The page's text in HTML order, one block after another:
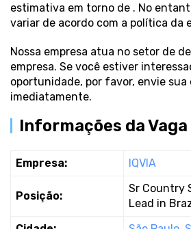
estimativa em torno de . No
variar de acordo com a política da
Nossa empresa atua no setor de
empresa. Se você estiver
oportunidade, por favor, envie
imediatamente.
Informações da Vaga
Empresa: IQVIA
Posição:
Sr Country
Lead in